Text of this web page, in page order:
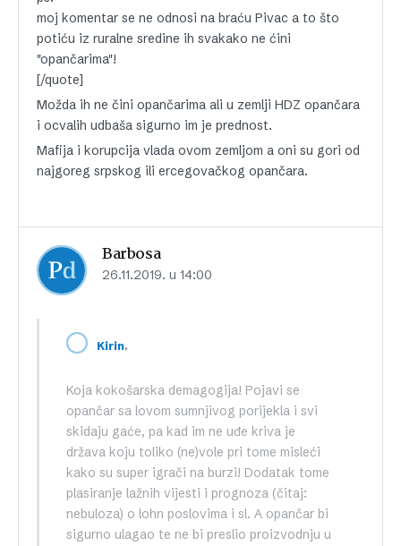
moj komentar se ne odnosi na braću Pivac a to što
potiću iz ruralne sredine ih svakako ne ćini
"opančarima"!
[/quote]
Možda ih ne čini opančarima ali u zemlji HDZ opančara
i ocvalih udbaša sigurno im je prednost.
Mafija i korupcija vlada ovom zemljom a oni su gori od
najgoreg srpskog ili ercegovačkog opančara.
Barbosa
26.11.2019. u 14:00
Kirin,
Koja kokošarska demagogija! Pojavi se
opančar sa lovom sumnjivog porijekla i svi
skidaju gaće, pa kad im ne uđe kriva je
država koju toliko (ne)vole pri tome misleći
kako su super igrači na burzi! Dodatak tome
plasiranje lažnih vijesti i prognoza (čitaj:
nebuloza) o lohn poslovima i sl. A opančar bi
sigurno ulagao te ne bi preslio proizvodnju u